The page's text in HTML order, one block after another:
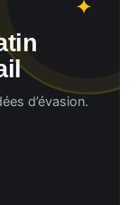
d’évasion.